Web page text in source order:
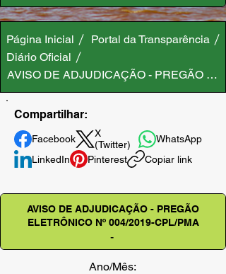
Página Inicial
Portal da Transparência
Diário Oficial
AVISO DE ADJUDICAÇÃO - PREGÃO
Compartilhar:
Facebook
X
(Twitter)
WhatsApp
LinkedIn
Pinterest Copiar link
AVISO DE ADJUDICAÇÃO - PREGÃO
ELETRÔNICO Nº 004/2019-CPL/PMA
-
Ano/Mês: